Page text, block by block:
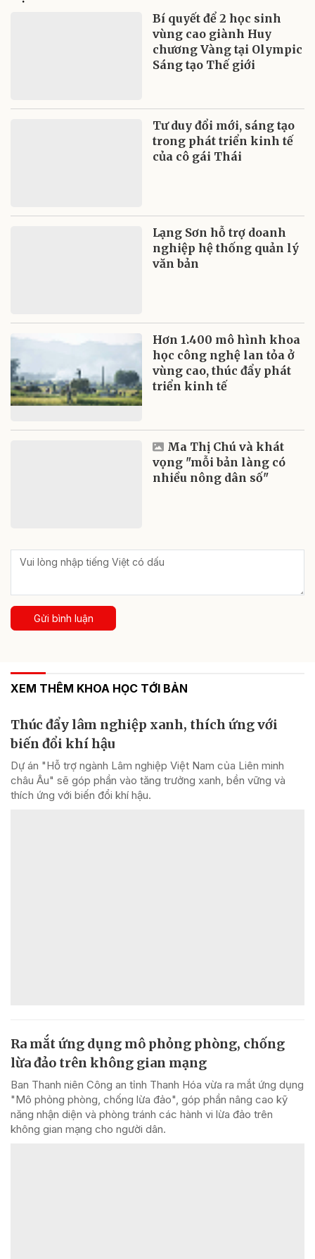
Bí quyết để 2 học sinh
vùng cao giành Huy
chương Vàng tại Olympic
Sáng tạo Thế giới
Tư duy đổi mới, sáng tạo
trong phát triển kinh tế
của cô gái Thái
Lạng Sơn hỗ trợ doanh
nghiệp hệ thống quản lý
văn bản
Hơn 1.400 mô hình khoa
học công nghệ lan tỏa ở
vùng cao, thúc đẩy phát
triển kinh tế
Ma Thị Chú và khát
vọng "mỗi bản làng có
nhiều nông dân số"
Gửi bình luận
XEM THÊM KHOA HỌC TỚI BẢN
Thúc đẩy lâm nghiệp xanh, thích ứng với
biến đổi khí hậu
Dự án "Hỗ trợ ngành Lâm nghiệp Việt Nam của Liên minh
châu Âu" sẽ góp phần vào tăng trưởng xanh, bền vững và
thích ứng với biến đổi khí hậu.
Ra mắt ứng dụng mô phỏng phòng, chống
lừa đảo trên không gian mạng
Ban Thanh niên Công an tỉnh Thanh Hóa vừa ra mắt ứng dụng
"Mô phỏng phòng, chống lừa đảo", góp phần nâng cao kỹ
năng nhận diện và phòng tránh các hành vi lừa đảo trên
không gian mạng cho người dân.